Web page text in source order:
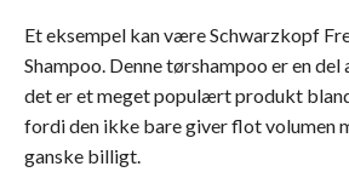
Et eksempel kan være Schwarzkopf
Shampoo. Denne tørshampoo er en
det er et meget populært produkt
fordi den ikke bare giver flot volumen
ganske billigt.